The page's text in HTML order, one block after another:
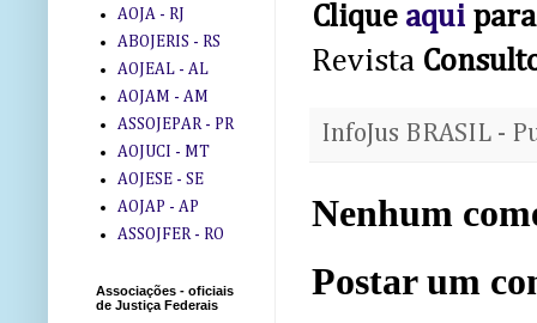
Clique aqui
Revista
InfoJus BRASIL -
Nenhum
Postar um
AOJA - RJ
ABOJERIS - RS
AOJEAL - AL
AOJAM - AM
ASSOJEPAR - PR
AOJUCI - MT
AOJESE - SE
AOJAP - AP
ASSOJFER - RO
Associações - oficiais
de Justiça Federais